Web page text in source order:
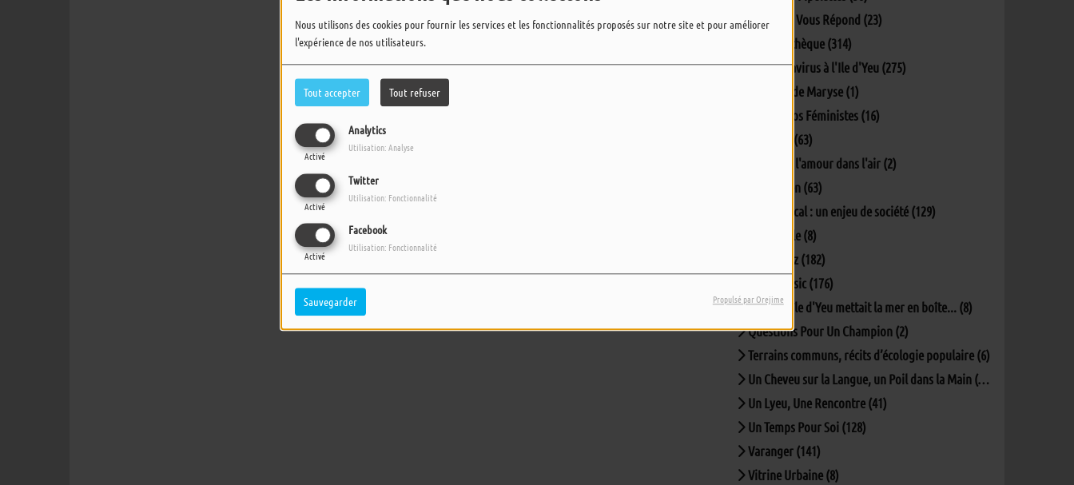
Nous utilisons des cookies pour fournir les services et les fonctionnalités proposés sur notre site et pour améliorer
l'expérience de nos utilisateurs.
Tout accepter Tout refuser
Analytics
Activé
Utilisation: Analyse
Twitter
Activé
Utilisation: Fonctionnalité
Facebook
Activé
Utilisation: Fonctionnalité
Sauvegarder Propulsé par Orejime
La Mairie Vous Répond (23)
La Pockythèque (314)
Le coronavirus à l'Ile d'Yeu (275)
Lectures de Maryse (1)
Les Ec(h)os Féministes (16)
Matinale (63)
Oh y'a de l'amour dans l'air (2)
Parlons-en (63)
Penser local : un enjeu de société (129)
Percept'île (8)
Phil's Jazz (182)
Phil's Music (176)
Quand L'île d'Yeu mettait la mer en boîte... (8)
Questions Pour Un Champion (2)
Terrains communs, récits d’écologie populaire (6)
Un Cheveu sur la Langue, un Poil dans la Main (167)
Un Lyeu, Une Rencontre (41)
Un Temps Pour Soi (128)
Varanger (141)
Vitrine Urbaine (8)